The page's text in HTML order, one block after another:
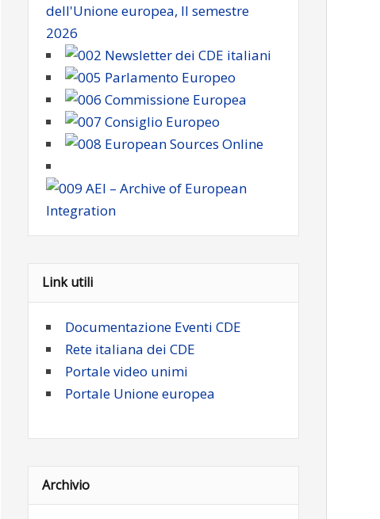
Link utili
Documentazione Eventi CDE
Rete italiana dei CDE
Portale video unimi
Portale Unione europea
Archivio